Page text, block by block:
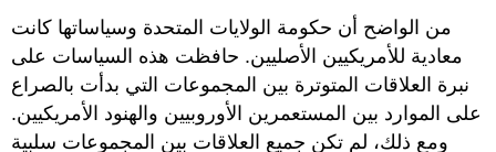
من الواضح أن حكومة الولايات المتحدة وسياساتها كانت
معادية للأمريكيين الأصليين. حافظت هذه السياسات على
نبرة العلاقات المتوترة بين المجموعات التي بدأت بالصراع
على الموارد بين المستعمرين الأوروبيين والهنود الأمريكيين.
ومع ذلك، لم تكن جميع العلاقات بين المجموعات سلبية